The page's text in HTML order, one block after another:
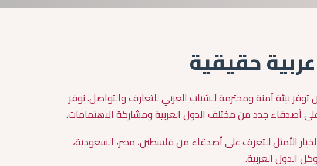
حقيقية
بيئة آمنة ومحترمة للشباب العربي للتعارف والتواصل. نوفر
أصدقاء جدد من مختلف الدول العربية ومشاركة الاهتمامات.
الأمثل للتعرف على أصدقاء من فلسطين، مصر، السعودية،
وكل الدول العربية.